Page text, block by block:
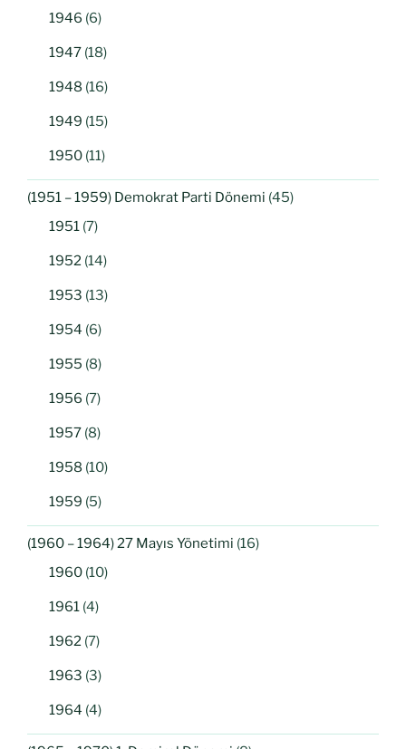
1946 (6)
1947 (18)
1948 (16)
1949 (15)
1950 (11)
(1951 – 1959) Demokrat Parti Dönemi (45)
1951 (7)
1952 (14)
1953 (13)
1954 (6)
1955 (8)
1956 (7)
1957 (8)
1958 (10)
1959 (5)
(1960 – 1964) 27 Mayıs Yönetimi (16)
1960 (10)
1961 (4)
1962 (7)
1963 (3)
1964 (4)